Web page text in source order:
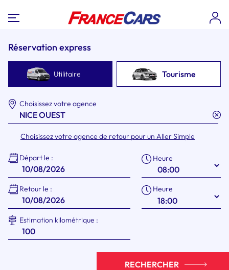
Réservation express
Utilitaire Tourisme
Choisissez votre agence
Choisissez votre agence de retour pour un Aller Simple
Départ le : Heure
Retour le : Heure
Estimation kilométrique :
RECHERCHER